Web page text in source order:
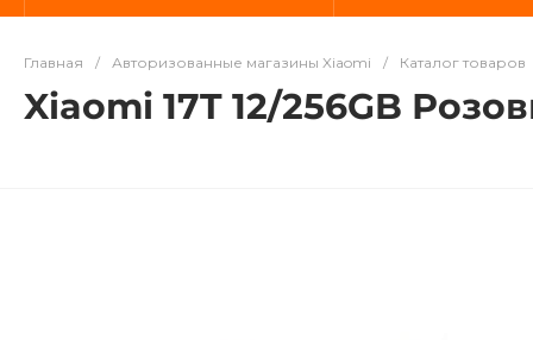
Главная / Авторизованные магазины Xiaomi / Каталог товаров
Xiaomi 17T 12/256GB